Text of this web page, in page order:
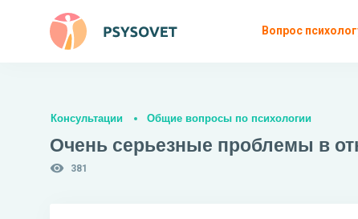
Вопрос
Консультации Общие вопросы по психологии
Очень серьезные проблемы в
381